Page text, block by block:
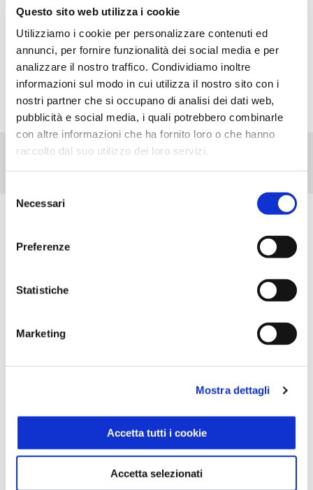
Questo sito web utilizza i cookie
Utilizziamo i cookie per personalizzare contenuti ed
annunci, per fornire funzionalità dei social media e per
analizzare il nostro traffico. Condividiamo inoltre
informazioni sul modo in cui utilizza il nostro sito con i
nostri partner che si occupano di analisi dei dati web,
pubblicità e social media, i quali potrebbero combinarle
con altre informazioni che ha fornito loro o che hanno
raccolto dal suo utilizzo dei loro servizi.
delNecessari
Preferenze
Statistiche
Marketing
Mostra dettagli
Accetta tutti i cookie
Accetta selezionati
semplici ingredienti, sono lo snack ideale in ogni
soprattutto ricche di nutrienti, fondamentali in una dieta
varia ed equilibrata.